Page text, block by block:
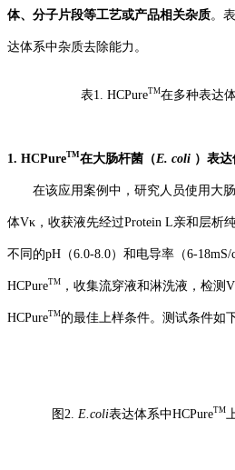
体、分子片段等工艺或产品相关杂质。
达体系中杂质去除能力。
表1. HCPureTM在多种表达
1. HCPureTM在大肠杆菌（E. coli ） 表达
在该应用案例中，研究人员使用大
体Vκ ，收获液先经过Protein L亲和层析
不同的pH （6.0-8.0） 和电导率 （6-18mS/
HCPureTM ，收集流穿液和淋洗液 ，检测V
HCPureTM的最佳上样条件。 测试条件如
图 2. E.coli表达体系中HCPureTM